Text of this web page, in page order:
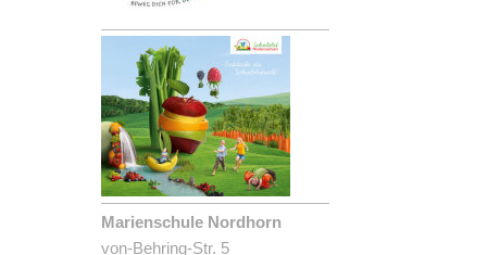
Marienschule Nordhorn
von-Behring-Str. 5